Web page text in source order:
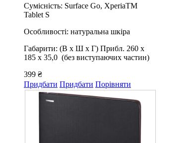
Сумісність: Surface Go, XperiaTM
Tablet S
Особливості: натуральна шкіра
Габарити: (В x Ш x Г) Прибл. 260 x
185 x 35,0 (без виступаючих частин)
399 ₴
Придбати Придбати Порівняти